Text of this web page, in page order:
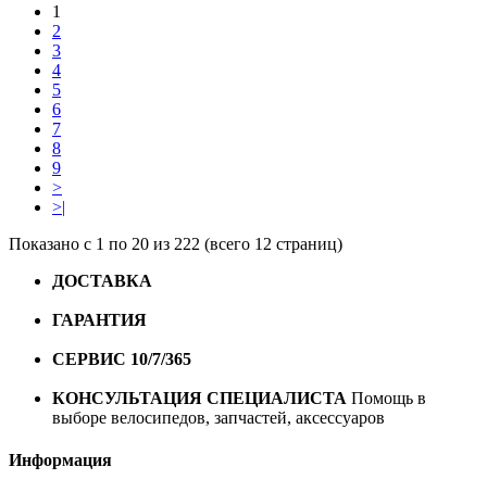
1
2
3
4
5
6
7
8
9
>
>|
Показано с 1 по 20 из 222 (всего 12 страниц)
ДОСТАВКА
ГАРАНТИЯ
СЕРВИС 10/7/365
КОНСУЛЬТАЦИЯ СПЕЦИАЛИСТА Помощь в
выборе велосипедов, запчастей, аксессуаров
Информация